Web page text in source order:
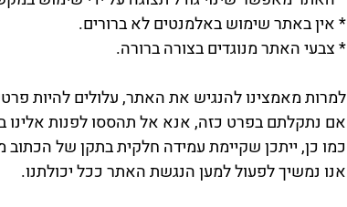
* אין באתר שימוש באלמנטים לא ברורים.
* צבעי האתר מנוגדים בצורה ברורה.
למרות מאמצינו להנגיש את האתר, עלולים להיות
אם נתקלתם בפרט כזה, אנא אל תהססו לפנות
כמו כן, ייתכן שקיימת עמידה חלקית בתקן של הכתוב
אנו נמשיך לפעול למען הנגשת האתר ככל יכולתנו.